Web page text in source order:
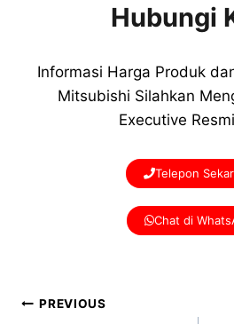
Hubungi
Informasi Harga Produk
Mitsubishi Silahkan
Executive
Telepon
Chat di
PREVIOUS